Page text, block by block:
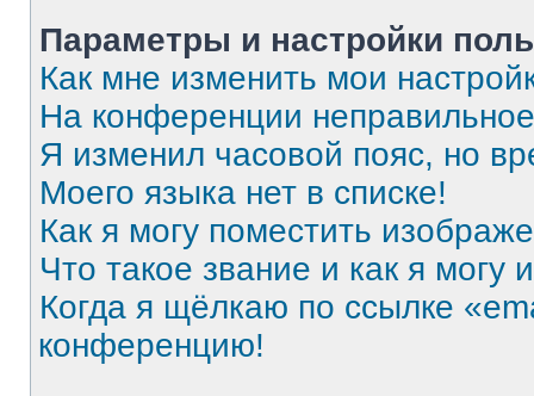
Параметры и настройки
Как мне изменить мои
На конференции
Я изменил часовой пояс, но
Моего языка нет в списке!
Как я могу поместить
Что такое звание и как я могу
Когда я щёлкаю по ссылке
конференцию!